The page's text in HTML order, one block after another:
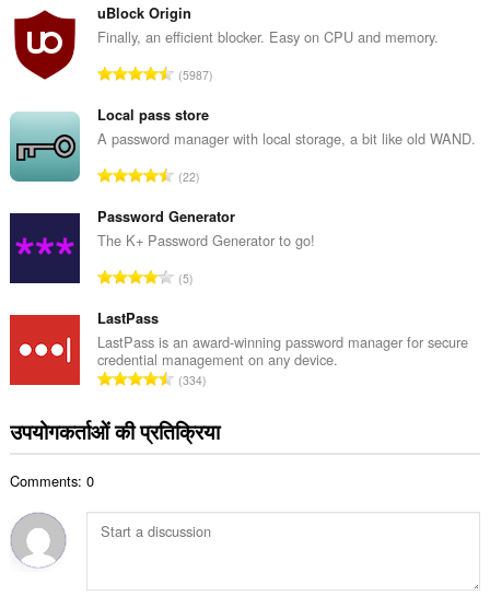
ग
की
ल
ख्या
:
uBlock Origin
Finally, an efficient blocker. Easy on CPU and memory.
रे
ग
की
ल
ख्या
:
5987
Local pass store
A password manager with local storage, a bit like old WAND.
रे
ग
की
ल
:
22
Password Generator
The K+ Password Generator to go!
रे
की
कु
ल
ख्या
:
5
LastPass
LastPass is an award-winning password manager for secure
credential management on any device.
रे
ग
की
सं
ख्या
334
उपयोगकर्ताओं की प्रतिक्रिया
Comments: 0